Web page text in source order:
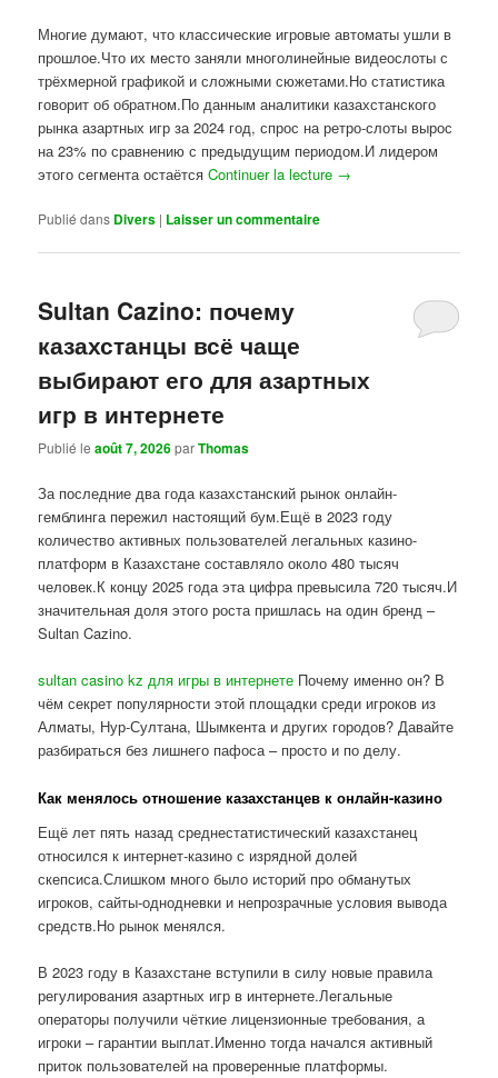
Многие думают, что классические игровые автоматы ушли в
прошлое.Что их место заняли многолинейные видеослоты с
трёхмерной графикой и сложными сюжетами.Но статистика
говорит об обратном.По данным аналитики казахстанского
рынка азартных игр за 2024 год, спрос на ретро-слоты вырос
на 23% по сравнению с предыдущим периодом.И лидером
этого сегмента остаётсяContinuer la lecture →
Publié dans Divers | Laisser un commentaire
Sultan Cazino: почему
казахстанцы всё чаще
выбирают его для азартных
игр в интернете
Publié leaoût 7, 2026parThomas
За последние два года казахстанский рынок онлайн-
гемблинга пережил настоящий бум.Ещё в 2023 году
количество активных пользователей легальных казино-
платформ в Казахстане составляло около 480 тысяч
человек.К концу 2025 года эта цифра превысила 720 тысяч.И
значительная доля этого роста пришлась на один бренд –
Sultan Cazino.
sultan casino kz для игры в интернете Почему именно он? В
чём секрет популярности этой площадки среди игроков из
Алматы, Нур-Султана, Шымкента и других городов? Давайте
разбираться без лишнего пафоса – просто и по делу.
Как менялось отношение казахстанцев к онлайн-казино
Ещё лет пять назад среднестатистический казахстанец
относился к интернет-казино с изрядной долей
скепсиса.Слишком много было историй про обманутых
игроков, сайты-однодневки и непрозрачные условия вывода
средств.Но рынок менялся.
В 2023 году в Казахстане вступили в силу новые правила
регулирования азартных игр в интернете.Легальные
операторы получили чёткие лицензионные требования, а
игроки – гарантии выплат.Именно тогда начался активный
приток пользователей на проверенные платформы.